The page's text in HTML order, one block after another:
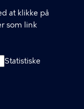
at klikke på
som link
Statistiske